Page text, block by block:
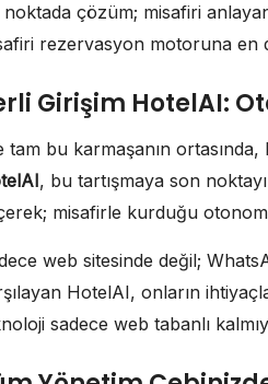
noktada çözüm; misafiri
rezervasyon motoruna en
Girişim HotelAI:
tam bu karmaşanın
, bu tartışmaya son
misafirle kurduğu
web sitesinde değil;
HotelAI, onların
sadece web tabanlı